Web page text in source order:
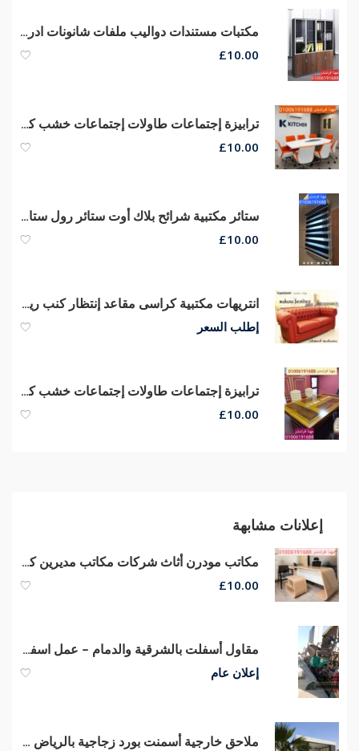
مكتبات مستندات دواليب ملفات شانونات ادراج مكتبات مودرن أثاث شركات
£10.00
ترابيزة إجتماعات طاولات إجتماعات خشب كونتر قشرة طبيعى جودة عالية
£10.00
ستائر مكتبية شرائح بلاك أوت ستائر رول ستائر مكاتب صن سكرين الوان وخامات ممتازة
£10.00
انتريهات مكتبية كراسى مقاعد إنتظار كنب ريسبشن كراسى صوفا جلد طبيعي
إطلب السعر
ترابيزة إجتماعات طاولات إجتماعات خشب كونتر قشرة طبيعى جودة عالية
£10.00
إعلانات مشابهة
مكاتب مودرن أثاث شركات مكاتب مديرين كراسى مكتب مودرن كراسى شبك
£10.00
مقاول أسفلت بالشرقية والدمام – عمل اسفلت اتصل الآن
إعلان عام
ملاحق خارجية أسمنت بورد زجاجية بالرياض 0551033861